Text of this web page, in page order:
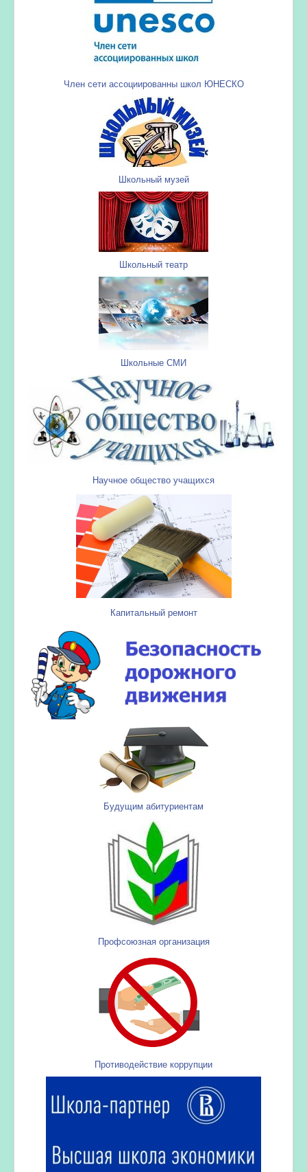
Член сети ассоциированны школ ЮНЕСКО
Школьный музей
Школьный театр
Школьные СМИ
Научное общество учащихся
Капитальный ремонт
Будущим абитуриентам
Профсоюзная организация
Противодействие коррупции